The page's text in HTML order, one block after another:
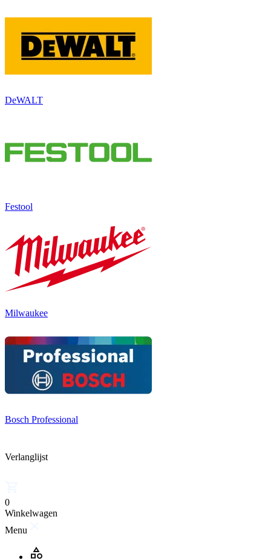
DeWALT
Festool
Milwaukee
Bosch Professional
Verlanglijst
0
Winkelwagen
Menu